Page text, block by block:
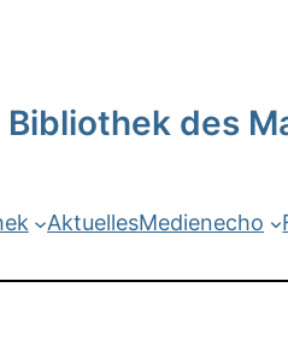
des
AktuellesMedienecho